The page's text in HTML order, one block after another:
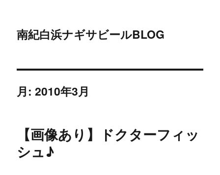
南紀白浜ナギサビールBLOG
月:2010年3月
【画像あり】ドクターフィッ
シュ♪